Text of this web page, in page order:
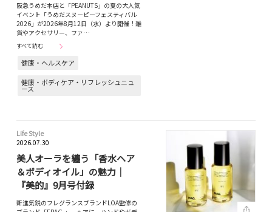
阪急うめだ本店と「PEANUTS」の夏の大人気
イベント「うめだスヌーピーフェスティバル
2026」が2026年8月12日（水）より開催！雑
貨やアクセサリー、ファ…
すべて読む
健康・ヘルスケア
健康・ボディケア・リフレッシュニュ
ース
Life Style
2026.07.30
美人オーラを纏う「香水ヘア
＆ボディオイル」の魅力｜
『美的』9月号付録
新進気鋭のフレグランスブランドLOA監修の